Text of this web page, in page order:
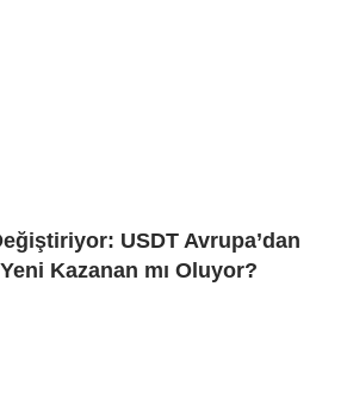
USDT Avrupa’dan
Kazanan mı Oluyor?